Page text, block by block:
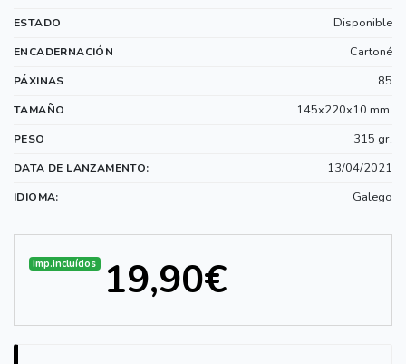
ESTADO Disponible
ENCADERNACIÓN Cartoné
PÁXINAS 85
TAMAÑO 145x220x10 mm.
PESO 315 gr.
DATA DE LANZAMENTO: 13/04/2021
IDIOMA: Galego
Imp.incluídos 19,90€